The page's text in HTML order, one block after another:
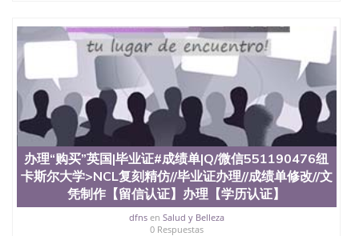
办理“购买”英国|毕业证#成绩单|Q/微信551190476纽
卡斯尔大学>NCL复刻精仿//毕业证办理//成绩单修改//文
凭制作【留信认证】办理【学历认证】
dfnsen Salud y Belleza
0 Respuestas